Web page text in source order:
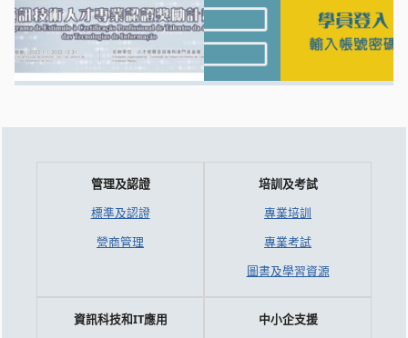
管理及認證
標準及認證
營商管理
培訓及考試
專業培訓
專業考試
圖書及學習資源
資訊科技和IT應用
中小企支援